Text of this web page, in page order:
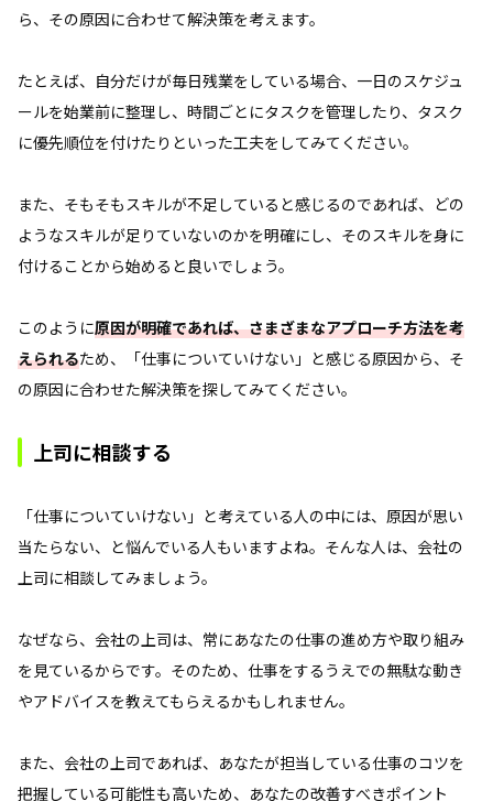
ら、その原因に合わせて解決策を考えます。
たとえば、自分だけが毎日残業をしている場合、一日のスケジュ
ールを始業前に整理し、時間ごとにタスクを管理したり、タスク
に優先順位を付けたりといった工夫をしてみてください。
また、そもそもスキルが不足していると感じるのであれば、どの
ようなスキルが足りていないのかを明確にし、そのスキルを身に
付けることから始めると良いでしょう。
このように原因が明確であれば、さまざまなアプローチ方法を考
えられるため、「仕事についていけない」と感じる原因から、そ
の原因に合わせた解決策を探してみてください。
上司に相談する
「仕事についていけない」と考えている人の中には、原因が思い
当たらない、と悩んでいる人もいますよね。そんな人は、会社の
上司に相談してみましょう。
なぜなら、会社の上司は、常にあなたの仕事の進め方や取り組み
を見ているからです。そのため、仕事をするうえでの無駄な動き
やアドバイスを教えてもらえるかもしれません。
また、会社の上司であれば、あなたが担当している仕事のコツを
把握している可能性も高いため、あなたの改善すべきポイント